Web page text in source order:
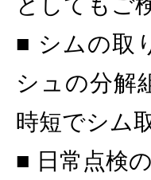
■ シムの取
シュの分解
時短でシム
■ 日常点検